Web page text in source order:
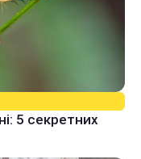
5 секретних